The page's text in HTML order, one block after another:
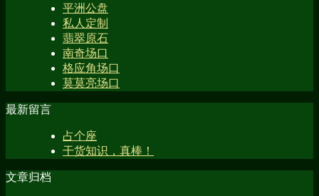
平洲公盘
私人定制
翡翠原石
南奇场口
格应角场口
莫莫亮场口
最新留言
占个座
干货知识，真棒！
文章归档